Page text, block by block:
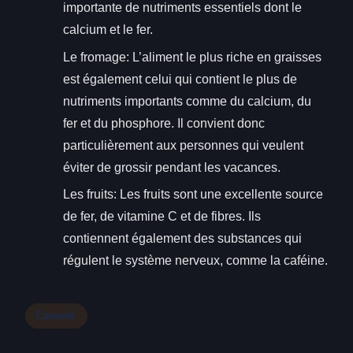
importante de nutriments essentiels dont le
calcium et le fer.
Le fromage: L’aliment le plus riche en graisses
est également celui qui contient le plus de
nutriments importants comme du calcium, du
fer et du phosphore. Il convient donc
particulièrement aux personnes qui veulent
éviter de grossir pendant les vacances.
Les fruits: Les fruits sont une excellente source
de fer, de vitamine C et de fibres. Ils
contiennent également des substances qui
régulent le système nerveux, comme la caféine.
Conseils